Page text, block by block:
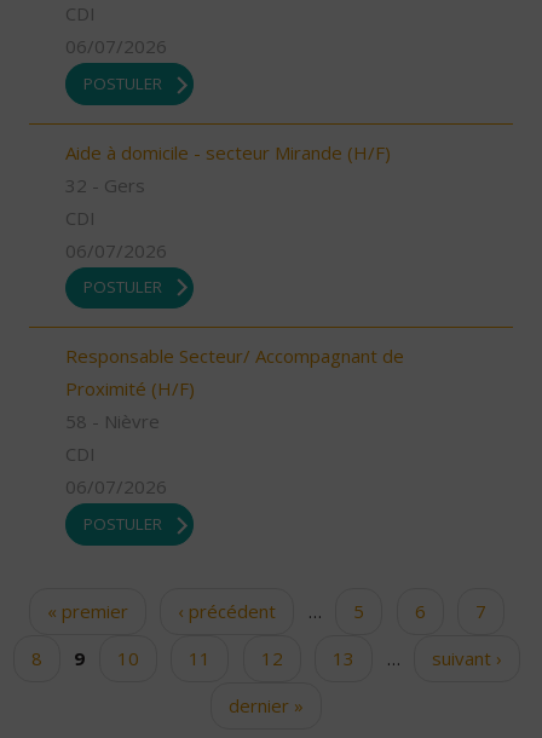
CDI
06/07/2026
POSTULER
Aide à domicile - secteur Mirande (H/F)
32 - Gers
CDI
06/07/2026
POSTULER
Responsable Secteur/ Accompagnant de
Proximité (H/F)
58 - Nièvre
CDI
06/07/2026
POSTULER
Pages« premier ‹ précédent … 5 6
7
8
9 10 11 12 13 …
suivant ›
dernier »